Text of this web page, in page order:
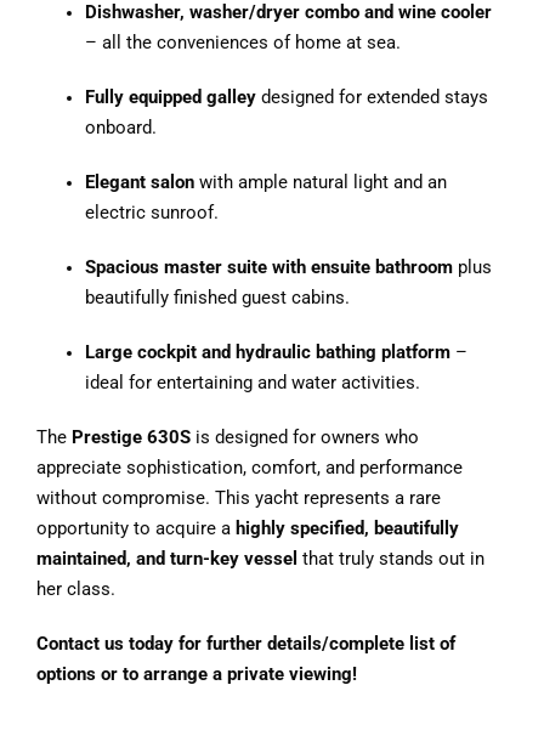
Dishwasher, washer/dryer combo and wine cooler
– all the conveniences of home at sea.
Fully equipped galley designed for extended stays
onboard.
Elegant salon with ample natural light and an
electric sunroof.
Spacious master suite with ensuite bathroom plus
beautifully finished guest cabins.
Large cockpit and hydraulic bathing platform –
ideal for entertaining and water activities.
The Prestige 630S is designed for owners who
appreciate sophistication, comfort, and performance
without compromise. This yacht represents a rare
opportunity to acquire a highly specified, beautifully
maintained, and turn-key vessel that truly stands out in
her class.
Contact us today for further details/complete list of
options or to arrange a private viewing!